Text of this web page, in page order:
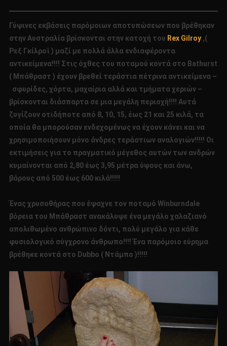
Γύψινες εκβάσεις παρόμοιων αποτυπώσεων που βρέθηκαν
στην Αυστραλία βρίσκονται στην κατοχή του Rex Gilroy,(
Ρεξ Γκίλροϊ ) μαζί με πολλά άλλα ενδιαφέροντα
αντικείμενα!!!! Στις όχθες του ποταμού κοντά στο Bathurst
( Μπάθραστ ) έχουν βρεθεί τεράστια πέτρινα αντικείμενα –
σφυρίδες, χόρτα, μαχαίρια αλλά και τμήματα χεριών –
βρίσκονται διάσπαρτα σε μια μεγάλη περιοχή!!!! Αυτά
ζυγίζουν οτιδήποτε από 8, 10, 15, έως 21 και 25 κιλά, τα
οποία θα μπορούσαν ενδεχομένως να έχουν κάνει και να
χρησιμοποιήσουν μόνο άνδρες τεράστιων αναλογιών!!!!! Οι
εκτιμήσεις για το πραγματικό μέγεθος αυτών των ανδρών
κυμαίνονται από 2,80 έως 3,95 μέτρα ύψους και άνω,
βάρους από 500 έως 600 κιλά!!!!!
Ένας χρυσοθήρας που έψαχνε τον ποταμό Winburndale
βόρεια του Μπάθραστ ανακάλυψε ένα μεγάλο χαλαζιανό
απολιθωμένο ανθρώπινο δόντι, πολύ μεγάλο για κάθε
φυσιολογικό σύγχρονο άνθρωπο!!!! Ένα παρόμοιο εύρημα
βρέθηκε κοντά στο Dubbo ( Ντάμπο )!!!!!